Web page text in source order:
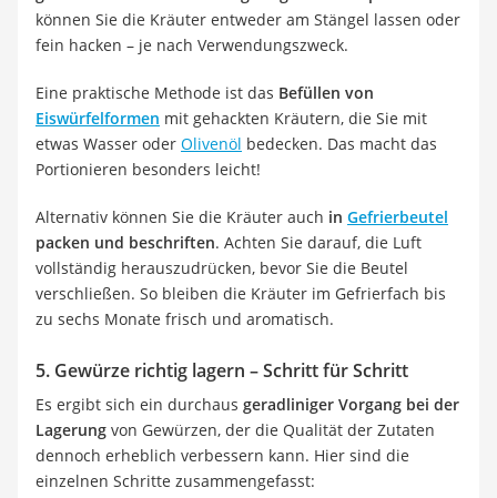
können Sie die Kräuter entweder am Stängel lassen oder
fein hacken – je nach Verwendungszweck.
Eine praktische Methode ist das Befüllen von
Eiswürfelformen mit gehackten Kräutern, die Sie mit
etwas Wasser oder Olivenöl bedecken. Das macht das
Portionieren besonders leicht!
Alternativ können Sie die Kräuter auch in Gefrierbeutel
packen und beschriften. Achten Sie darauf, die Luft
vollständig herauszudrücken, bevor Sie die Beutel
verschließen. So bleiben die Kräuter im Gefrierfach bis
zu sechs Monate frisch und aromatisch.
5. Gewürze richtig lagern – Schritt für Schritt
Es ergibt sich ein durchaus geradliniger Vorgang bei der
Lagerung von Gewürzen, der die Qualität der Zutaten
dennoch erheblich verbessern kann. Hier sind die
einzelnen Schritte zusammengefasst: